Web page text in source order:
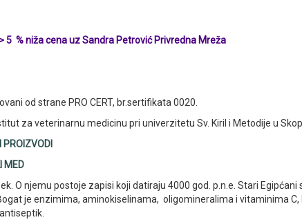
uz Sandra Petrović Privredna Mreža
od strane PRO CERT, br.sertifikata 0020.
za veterinarnu medicinu pri univerzitetu Sv. Kiril i Metodije u
PROIZVODI
MED
O njemu postoje zapisi koji datiraju 4000 god. p.n.e. Stari
je enzimima, aminokiselinama, oligomineralima i vitaminima C,